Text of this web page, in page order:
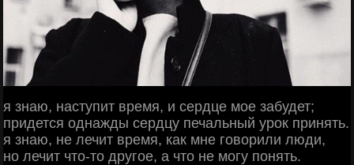
я знаю, наступит время, и сердце мое забудет;
придется однажды сердцу печальный урок принять.
я знаю, не лечит время, как мне говорили люди,
но лечит что-то другое, а что не могу понять.